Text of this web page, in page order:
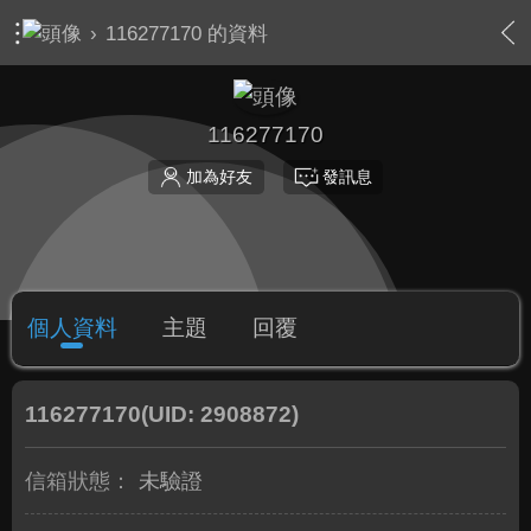
› 116277170 的資料
116277170
加為好友 發訊息
個人資料 主題 回覆
116277170(UID: 2908872)
信箱狀態： 未驗證